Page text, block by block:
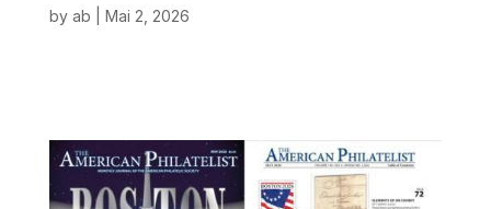
by ab Mai 2, 2026